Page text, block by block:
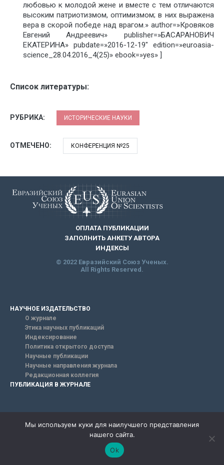
любовью к молодой жене и вместе с тем отличаются
высоким патриотизмом, оптимизмом; в них выражена
вера в скорой победе над врагом.» author=»Кровяков
Евгений Андреевич» publisher=»БАСАРАНОВИЧ
ЕКАТЕРИНА» pubdate=»2016-12-19″ edition=»euroasia-
science_28.04.2016_4(25)» ebook=»yes» ]
Список литературы:
РУБРИКА: ИСТОРИЧЕСКИЕ НАУКИ
ОТМЕЧЕНО: КОНФЕРЕНЦИЯ №25
ОПЛАТА ПУБЛИКАЦИИ
ЗАПОЛНИТЬ АНКЕТУ АВТОРА
ИНДЕКСЫ
© 2022 Евразийский Союз Ученых.
All Rights Reserved.
НАУЧНОЕ ИЗДАТЕЛЬСТВО
О журнале
Этика научных публикаций
Индексирование
Политика открытого доступа
Научные публикации
Научные направления журнала
Редакционная коллегия
ПУБЛИКАЦИЯ В ЖУРНАЛЕ
Научные публикации
Научные направления журнала
Международные научные публикации
Всероссийские научные публикации
Мы используем куки для наилучшего представления
нашего сайта.
Ok